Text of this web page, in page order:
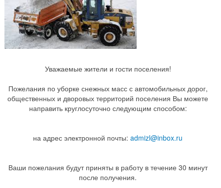
Уважаемые жители и гости поселения!
Пожелания по уборке снежных масс с автомобильных дорог,
общественных и дворовых территорий поселения Вы можете
направить круглосуточно следующим способом:
на адрес электронной почты: admizl@inbox.ru
Ваши пожелания будут приняты в работу в течение 30 минут
после получения.